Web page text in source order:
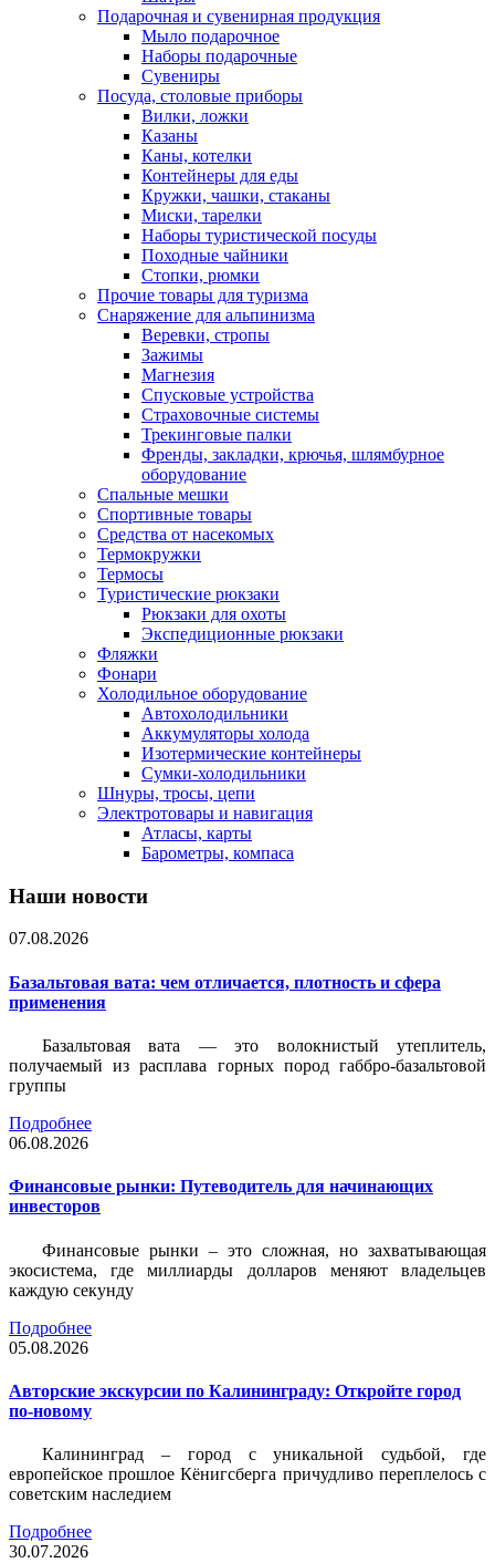
Подарочная и сувенирная продукция
Мыло подарочное
Наборы подарочные
Сувениры
Посуда, столовые приборы
Вилки, ложки
Казаны
Каны, котелки
Контейнеры для еды
Кружки, чашки, стаканы
Миски, тарелки
Наборы туристической посуды
Походные чайники
Стопки, рюмки
Прочие товары для туризма
Снаряжение для альпинизма
Веревки, стропы
Зажимы
Магнезия
Спусковые устройства
Страховочные системы
Трекинговые палки
Френды, закладки, крючья, шлямбурное
оборудование
Спальные мешки
Спортивные товары
Средства от насекомых
Термокружки
Термосы
Туристические рюкзаки
Рюкзаки для охоты
Экспедиционные рюкзаки
Фляжки
Фонари
Холодильное оборудование
Автохолодильники
Аккумуляторы холода
Изотермические контейнеры
Сумки-холодильники
Шнуры, тросы, цепи
Электротовары и навигация
Атласы, карты
Барометры, компаса
Наши новости
07.08.2026
Базальтовая вата: чем отличается, плотность и сфера
применения
Базальтовая вата — это волокнистый утеплитель,
получаемый из расплава горных пород габбро-базальтовой
группы
Подробнее
06.08.2026
Финансовые рынки: Путеводитель для начинающих
инвесторов
Финансовые рынки – это сложная, но захватывающая
экосистема, где миллиарды долларов меняют владельцев
каждую секунду
Подробнее
05.08.2026
Авторские экскурсии по Калининграду: Откройте город
по-новому
Калининград – город с уникальной судьбой, где
европейское прошлое Кёнигсберга причудливо переплелось с
советским наследием
Подробнее
30.07.2026